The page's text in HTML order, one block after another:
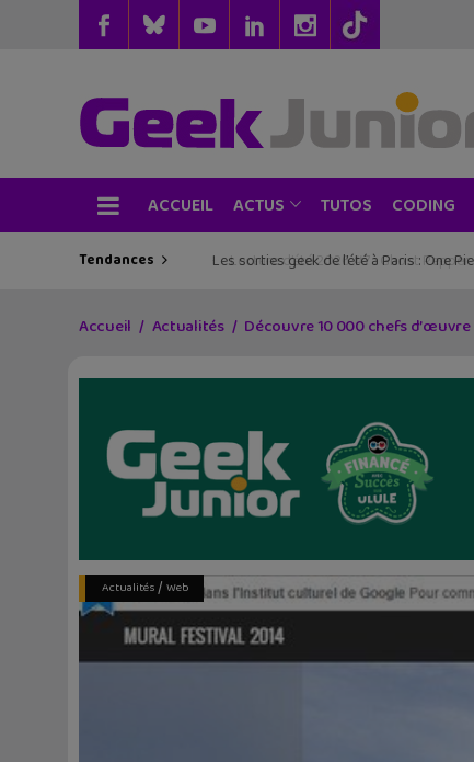
ACCUEIL ACTUS TUTOS CODING
Tendances Les sorties geek de l’été à Paris : One
Accueil Actualités Découvre 10 000 chefs
Actualités/ Web